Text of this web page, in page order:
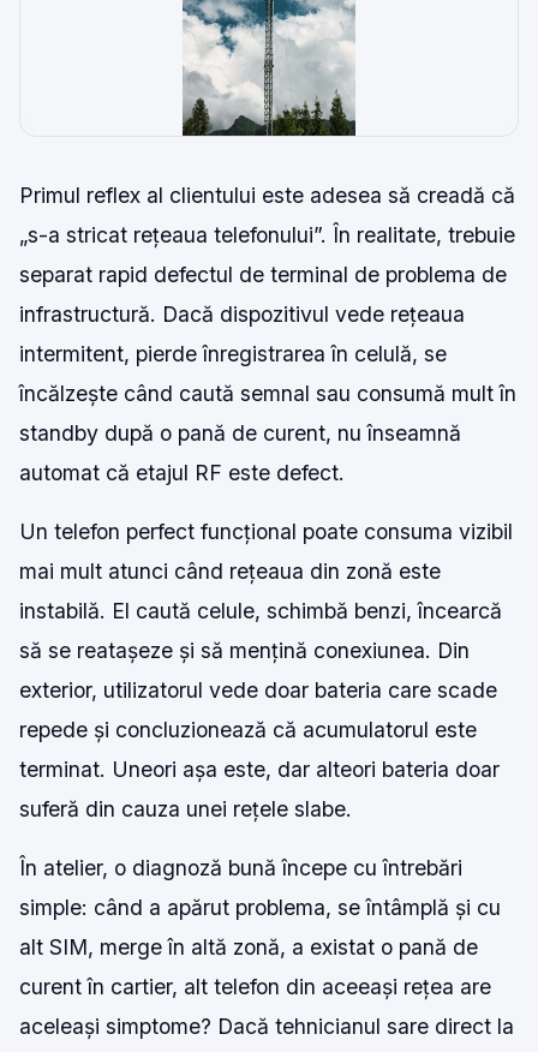
Primul reflex al clientului este adesea să creadă că
„s-a stricat rețeaua telefonului”. În realitate, trebuie
separat rapid defectul de terminal de problema de
infrastructură. Dacă dispozitivul vede rețeaua
intermitent, pierde înregistrarea în celulă, se
încălzește când caută semnal sau consumă mult în
standby după o pană de curent, nu înseamnă
automat că etajul RF este defect.
Un telefon perfect funcțional poate consuma vizibil
mai mult atunci când rețeaua din zonă este
instabilă. El caută celule, schimbă benzi, încearcă
să se reatașeze și să mențină conexiunea. Din
exterior, utilizatorul vede doar bateria care scade
repede și concluzionează că acumulatorul este
terminat. Uneori așa este, dar alteori bateria doar
suferă din cauza unei rețele slabe.
În atelier, o diagnoză bună începe cu întrebări
simple: când a apărut problema, se întâmplă și cu
alt SIM, merge în altă zonă, a existat o pană de
curent în cartier, alt telefon din aceeași rețea are
aceleași simptome? Dacă tehnicianul sare direct la